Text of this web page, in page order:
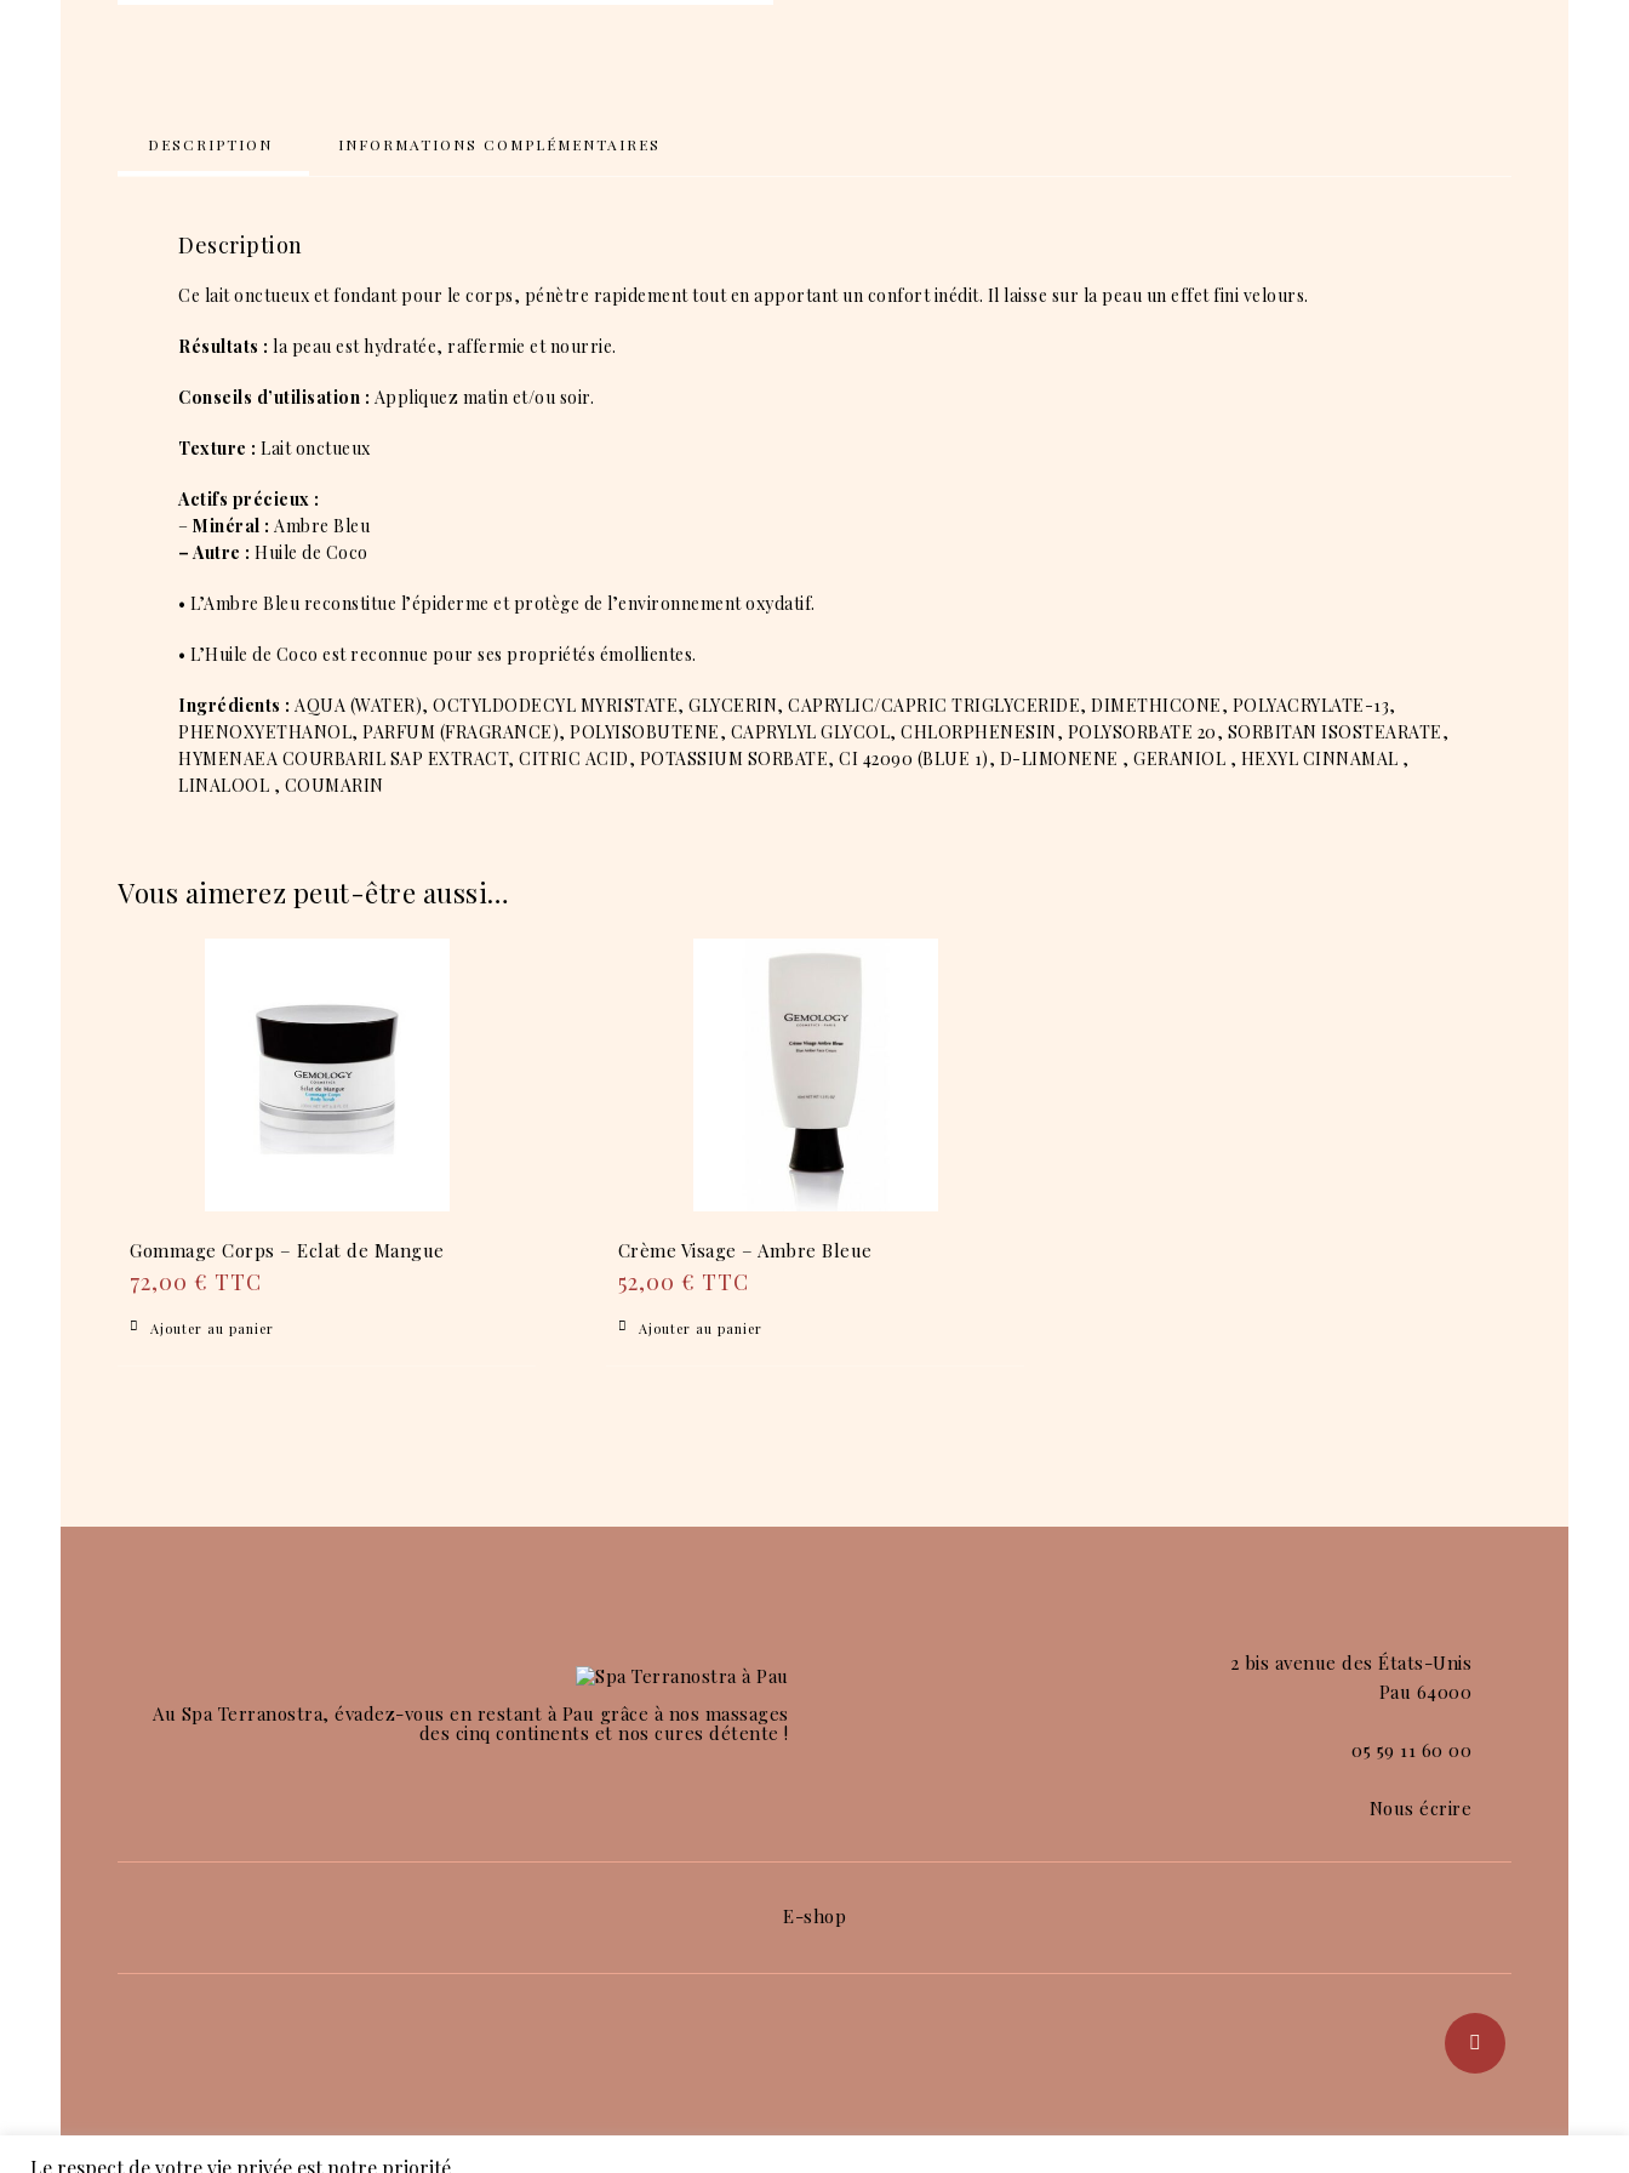
DESCRIPTION INFORMATIONS COMPLÉMENTAIRES
Description
Ce lait onctueux et fondant pour le corps, pénètre rapidement tout en apportant un confort inédit. Il laisse sur la peau un effet fini velours.
Résultats : la peau est hydratée, raffermie et nourrie.
Conseils d’utilisation : Appliquez matin et/ou soir.
Texture : Lait onctueux
Actifs précieux :
– Minéral : Ambre Bleu
– Autre : Huile de Coco
• L’Ambre Bleu reconstitue l’épiderme et protège de l’environnement oxydatif.
• L’Huile de Coco est reconnue pour ses propriétés émollientes.
Ingrédients : AQUA (WATER), OCTYLDODECYL MYRISTATE, GLYCERIN, CAPRYLIC/CAPRIC TRIGLYCERIDE, DIMETHICONE, POLYACRYLATE-13,
PHENOXYETHANOL, PARFUM (FRAGRANCE), POLYISOBUTENE, CAPRYLYL GLYCOL, CHLORPHENESIN, POLYSORBATE 20, SORBITAN ISOSTEARATE,
HYMENAEA COURBARIL SAP EXTRACT, CITRIC ACID, POTASSIUM SORBATE, CI 42090 (BLUE 1), D-LIMONENE , GERANIOL , HEXYL CINNAMAL ,
LINALOOL , COUMARIN
Vous aimerez peut-être aussi…
Gommage Corps – Eclat de Mangue
72,00 € TTC
Ajouter au panier
Crème Visage – Ambre Bleue
52,00 € TTC
Ajouter au panier
Au Spa Terranostra, évadez-vous en restant à Pau grâce à nos massages
des cinq continents et nos cures détente !
2 bis avenue des États-Unis
Pau 64000
05 59 11 60 00
Nous écrire
E-shop
Le respect de votre vie privée est notre priorité